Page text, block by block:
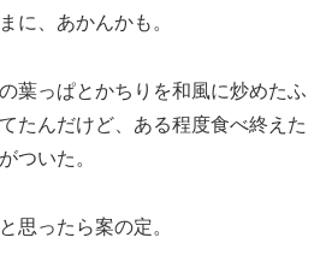
に、あかんかも。
葉っぱとかちりを和風に炒めたふ
たんだけど、ある程度食べ終えた
ついた。
思ったら案の定。